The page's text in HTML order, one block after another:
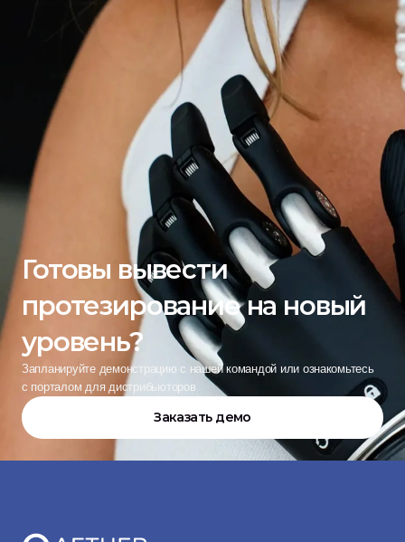
Готовы вывести
протезирование на новый
уровень?
Запланируйте демонстрацию с нашей командой или ознакомьтесь
с порталом для дистрибьюторов
Заказать демо